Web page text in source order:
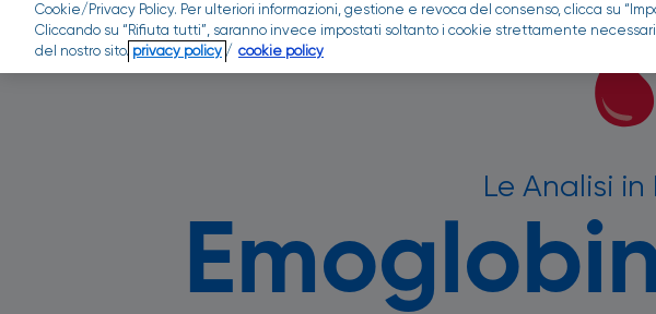
Le Analisi
Cookie/Privacy Policy. Per ulteriori informazioni, gestione e revoca del consenso, clicca su
Cliccando su “Rifiuta tutti”, saranno invece impostati soltanto i cookie strettamente
del nostro sito. privacy policy / cookie policy